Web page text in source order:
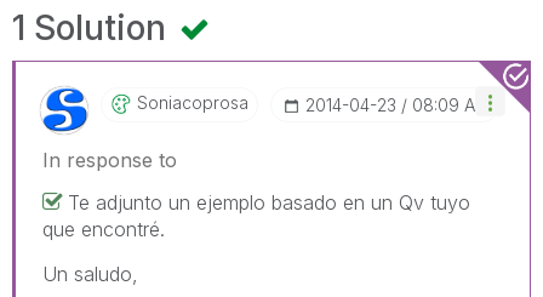
1 Solution
Soniacoprosa ‎2014-04-23 08:09 AM
In response to
Te adjunto un ejemplo basado en un Qv tuyo
que encontré.
Un saludo,